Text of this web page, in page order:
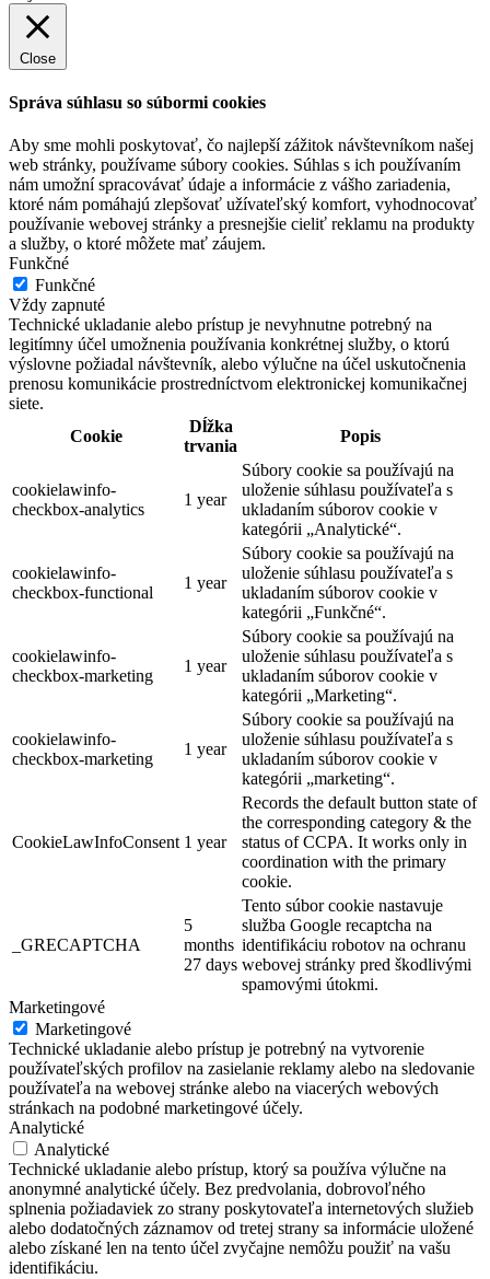
Close
Správa súhlasu so súbormi cookies
Aby sme mohli poskytovať, čo najlepší zážitok návštevníkom našej
web stránky, používame súbory cookies. Súhlas s ich používaním
nám umožní spracovávať údaje a informácie z vášho zariadenia,
ktoré nám pomáhajú zlepšovať užívateľský komfort, vyhodnocovať
používanie webovej stránky a presnejšie cieliť reklamu na produkty
a služby, o ktoré môžete mať záujem.
Funkčné
Funkčné
Vždy zapnuté
Technické ukladanie alebo prístup je nevyhnutne potrebný na
legitímny účel umožnenia používania konkrétnej služby, o ktorú
výslovne požiadal návštevník, alebo výlučne na účel uskutočnenia
prenosu komunikácie prostredníctvom elektronickej komunikačnej
siete.
Cookie
Dĺžka
trvania
Popis
cookielawinfo-
checkbox-analytics
1 year
Súbory cookie sa používajú na
uloženie súhlasu používateľa s
ukladaním súborov cookie v
kategórii „Analytické“.
cookielawinfo-
checkbox-functional
1 year
Súbory cookie sa používajú na
uloženie súhlasu používateľa s
ukladaním súborov cookie v
kategórii „Funkčné“.
cookielawinfo-
checkbox-marketing
1 year
Súbory cookie sa používajú na
uloženie súhlasu používateľa s
ukladaním súborov cookie v
kategórii „Marketing“.
cookielawinfo-
checkbox-marketing
1 year
Súbory cookie sa používajú na
uloženie súhlasu používateľa s
ukladaním súborov cookie v
kategórii „marketing“.
CookieLawInfoConsent 1 year
Records the default button state of
the corresponding category & the
status of CCPA. It works only in
coordination with the primary
cookie.
_GRECAPTCHA
5
months
27 days
Tento súbor cookie nastavuje
služba Google recaptcha na
identifikáciu robotov na ochranu
webovej stránky pred škodlivými
spamovými útokmi.
Marketingové
Marketingové
Technické ukladanie alebo prístup je potrebný na vytvorenie
používateľských profilov na zasielanie reklamy alebo na sledovanie
používateľa na webovej stránke alebo na viacerých webových
stránkach na podobné marketingové účely.
Analytické
Analytické
Technické ukladanie alebo prístup, ktorý sa používa výlučne na
anonymné analytické účely. Bez predvolania, dobrovoľného
splnenia požiadaviek zo strany poskytovateľa internetových služieb
alebo dodatočných záznamov od tretej strany sa informácie uložené
alebo získané len na tento účel zvyčajne nemôžu použiť na vašu
identifikáciu.